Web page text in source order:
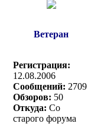
Ветеран
Регистрация:
12.08.2006
Сообщений: 2709
Обзоров: 50
Откуда: Со
старого форума